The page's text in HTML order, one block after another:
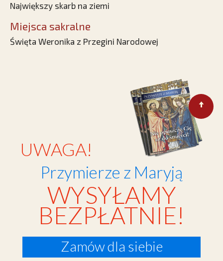
Największy skarb na ziemi
Miejsca sakralne
Święta Weronika z Przegini Narodowej
UWAGA!
Przymierze z Maryją
WYSYŁAMY
BEZPŁATNIE!
Zamów dla siebie